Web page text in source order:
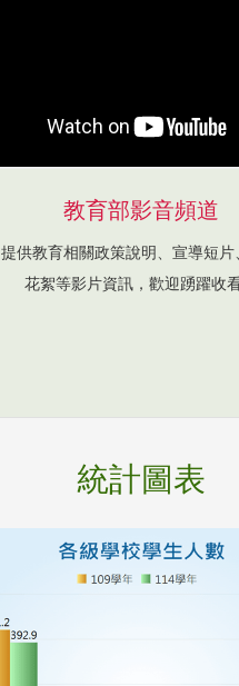
教育部影音頻道
提供教育相關政策說明、宣導短片
花絮等影片資訊，歡迎踴躍收看
統計圖表